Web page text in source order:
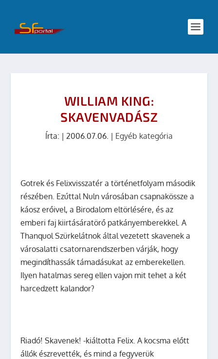
WILLIAM KING:
SKAVENVADÁSZ
Írta: | 2006.07.06. | Egyéb kategória
Gotrek és Felixvisszatér a történetfolyam második
részében. Ezúttal Nuln városában csapnakössze a
káosz erőivel, a Birodalom eltörlésére, és az
emberi faj kiirtásáratörő patkányemberekkel. A
Thanquol Szürkelátnok által vezetett skavenek a
városalatti csatornarendszerben várják, hogy
megindíthassák támadásukat az emberekellen.
Ilyen hatalmas sereg ellen vajon mit tehet a két
harcedzett kalandor?
Riadó! Skavenek! -kiáltotta Felix. A kocsma előtt
állók észrevették, és mind a fegyverük